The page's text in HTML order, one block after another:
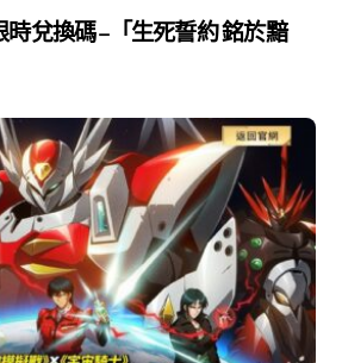
時兌換碼 –「生死誓約 銘於黯